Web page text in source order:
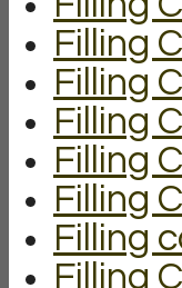
Filling
Filling
Filling
Filling
Filling
Filling
Filling